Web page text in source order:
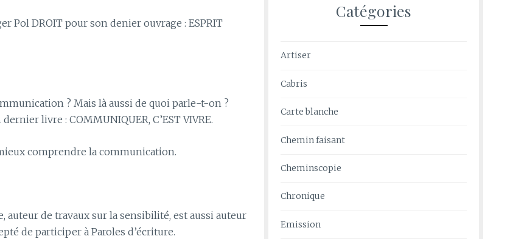
Pol DROIT pour son denier ouvrage : ESPRIT
? Mais là aussi de quoi parle-t-on ?
livre : COMMUNIQUER, C’EST VIVRE.
comprendre la communication.
auteur de travaux sur la sensibilité, est aussi auteur
de participer à Paroles d’écriture.
Catégories
Artiser
Cabris
Carte blanche
Chemin faisant
Cheminscopie
Chronique
Emission